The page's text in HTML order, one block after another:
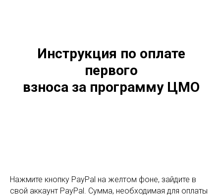
Инструкция по оплате
первого
взноса за программу ЦМО
Нажмите кнопку PayPal на желтом фоне, зайдите в
свой аккаунт PayPal. Сумма, необходимая для оплаты